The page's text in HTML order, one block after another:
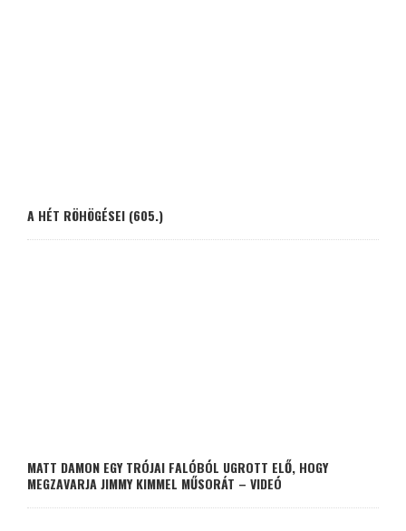
A HÉT RÖHÖGÉSEI (605.)
MATT DAMON EGY TRÓJAI FALÓBÓL UGROTT ELŐ, HOGY
MEGZAVARJA JIMMY KIMMEL MŰSORÁT – VIDEÓ